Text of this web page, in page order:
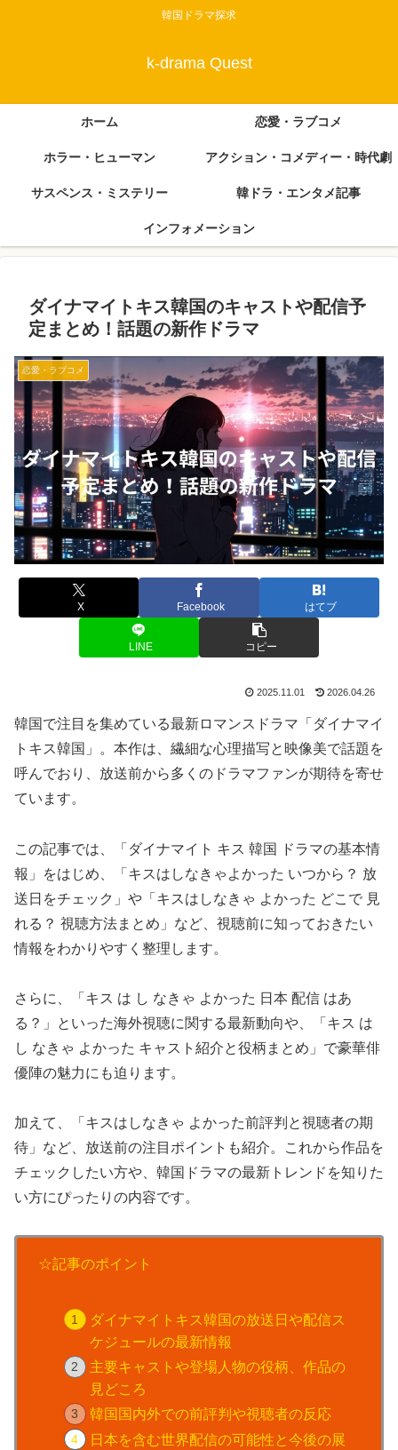
韓国ドラマ探求
k-drama Quest
ホーム 恋愛・ラブコメ
ホラー・ヒューマン アクション・コメディー・時代劇
サスペンス・ミステリー 韓ドラ・エンタメ記事
インフォメーション
ダイナマイトキス韓国のキャストや配信予
定まとめ！話題の新作ドラマ
恋愛・ラブコメ
X Facebook はてブ
LINE コピー
2025.11.01 2026.04.26
韓国で注目を集めている最新ロマンスドラマ「ダイナマイ
トキス韓国」。本作は、繊細な心理描写と映像美で話題を
呼んでおり、放送前から多くのドラマファンが期待を寄せ
ています。
この記事では、「ダイナマイト キス 韓国 ドラマの基本情
報」をはじめ、「キスはしなきゃよかった いつから？ 放
送日をチェック」や「キスはしなきゃ よかった どこで 見
れる？ 視聴方法まとめ」など、視聴前に知っておきたい
情報をわかりやすく整理します。
さらに、「キス は し なきゃ よかった 日本 配信 はあ
る？」といった海外視聴に関する最新動向や、「キス は
し なきゃ よかった キャスト紹介と役柄まとめ」で豪華俳
優陣の魅力にも迫ります。
加えて、「キスはしなきゃ よかった前評判と視聴者の期
待」など、放送前の注目ポイントも紹介。これから作品を
チェックしたい方や、韓国ドラマの最新トレンドを知りた
い方にぴったりの内容です。
☆記事のポイント
ダイナマイトキス韓国の放送日や配信ス
ケジュールの最新情報
主要キャストや登場人物の役柄、作品の
見どころ
韓国国内外での前評判や視聴者の反応
日本を含む世界配信の可能性と今後の展